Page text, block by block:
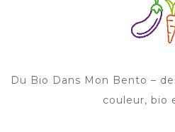
Du Bio Dans Mon Bento –
couleur, bio